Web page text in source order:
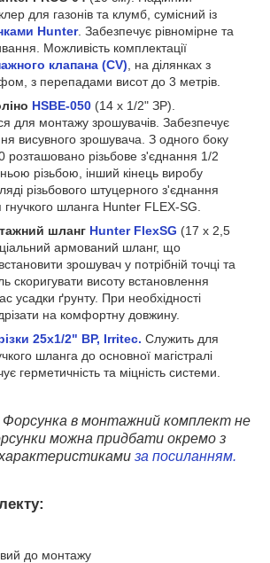
для газонів та клумб, сумісний із
Hunter. Забезпечує рівномірне та
Можливість комплектації
клапана (CV), на ділянках з
з перепадами висот до 3 метрів.
HSBE-050 (14 х 1/2" ЗР).
для монтажу зрошувачів. Забезпечує
висувного зрошувача. З одного боку
розташовано різьбове з'єднання 1/2
різьбою, інший кінець виробу
різьбового штуцерного з'єднання
шланга Hunter FLEX-SG.
шланг Hunter FlexSG (17 х 2,5
армований шланг, що
зрошувач у потрібній точці та
скоригувати висоту встановлення
усадки ґрунту. При необхідності
на комфортну довжину.
25х1/2" ВР, Irritec. Служить для
шланга до основної магістралі
герметичність та міцність системи.
Форсунка в монтажний комплект не
можна придбати окремо з
характеристиками за посиланням.
до монтажу